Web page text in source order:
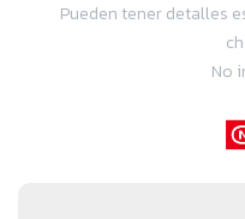
Pueden tener detalles
No